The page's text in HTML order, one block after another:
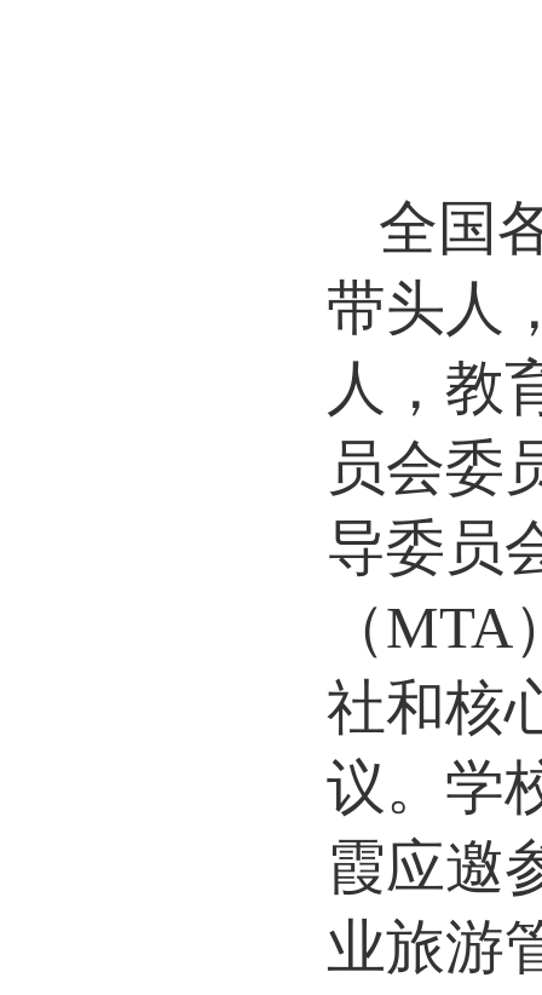
全国
带头人
人，教
员会委
导委员
（MTA
社和核
议。学
霞应邀
业旅游